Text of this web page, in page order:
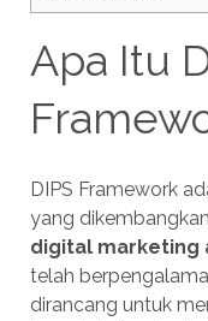
Apa Itu
DIPS Framework
yang
digital marketing
telah
dirancang untuk